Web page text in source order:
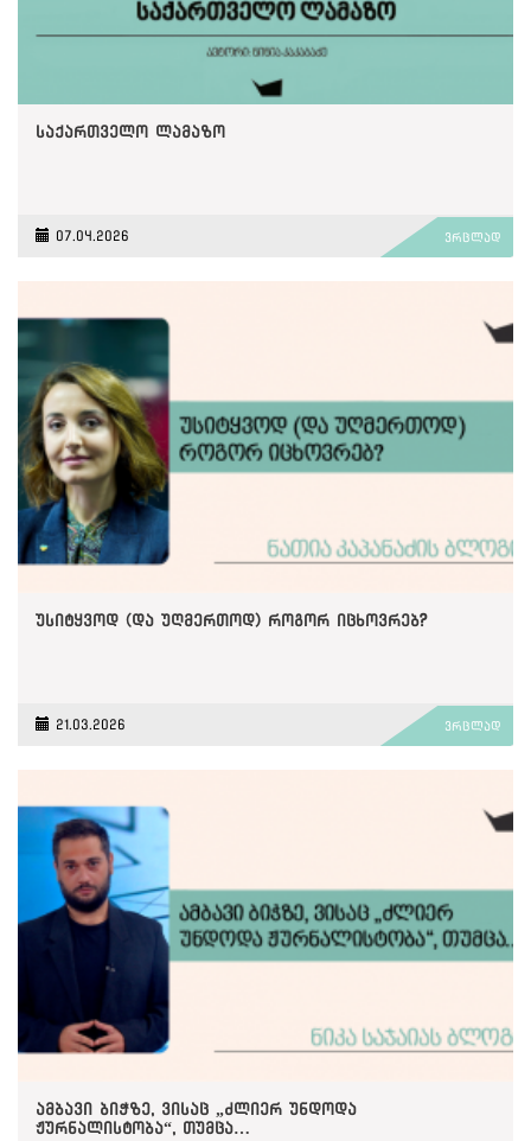
საქართველო ლამაზო
07.04.2026 ვრცლად
უსიტყვოდ (და უღმერთოდ) როგორ იცხოვრებ?
21.03.2026 ვრცლად
ამბავი ბიჭზე, ვისაც „ძლიერ უნდოდა
ჟურნალისტობა“, თუმცა…